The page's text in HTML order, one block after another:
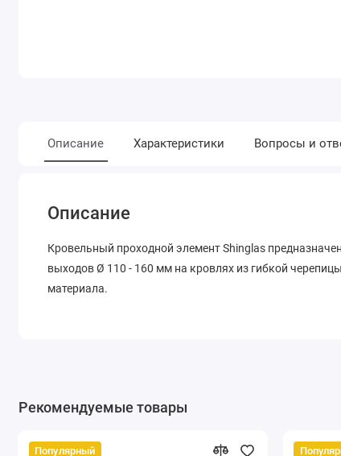
Описание Характеристики Вопросы и
Описание
Кровельный проходной элемент Shinglas
выходов Ø 110 - 160 мм на кровлях из гибкой
материала.
Рекомендуемые товары
Популярный